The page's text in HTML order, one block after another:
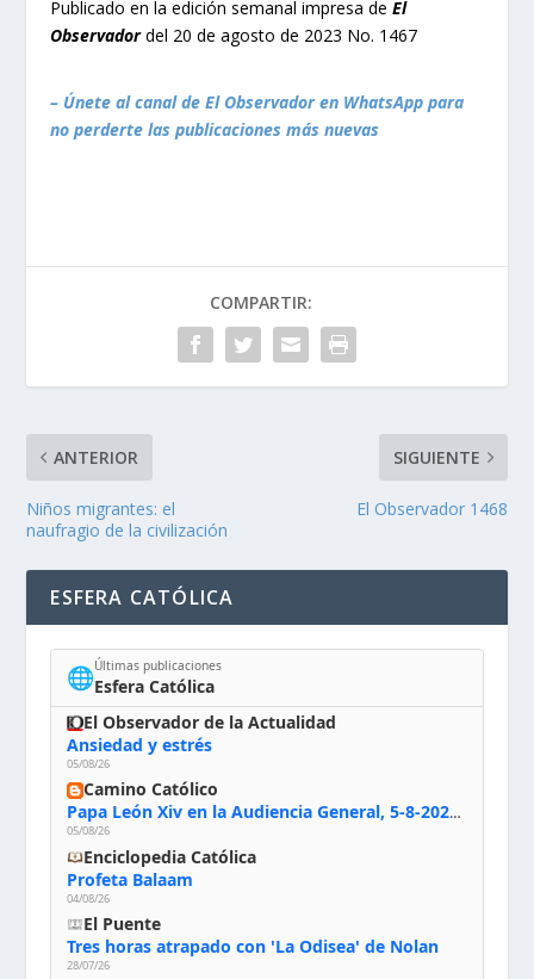
Publicado en la edición semanal impresa deEl
Observadordel 20 de agosto de 2023 No. 1467
– Únete al canal de El Observador en WhatsApp para
no perderte las publicaciones más nuevas
COMPARTIR:
ANTERIOR
Niños migrantes: el
naufragio de la civilización
SIGUIENTE
El Observador 1468
ESFERA CATÓLICA
🌐Últimas publicaciones
Esfera Católica
El Observador de la Actualidad
Ansiedad y estrés
05/08/26
Camino Católico
Papa León Xiv en la Audiencia General, 5-8-2026: «Dios en el primer puesto; la oración, nuestra primera obligación; la liturgia, la primera fuente de la vida divina que se nos comunica, la primera escuela de nuestra vida espiritual»
05/08/26
Enciclopedia Católica
Profeta Balaam
04/08/26
El Puente
Tres horas atrapado con 'La Odisea' de Nolan
28/07/26